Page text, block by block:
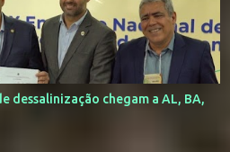
dessalinização chegam a AL, BA,